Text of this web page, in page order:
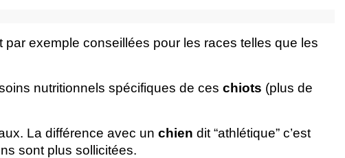
exemple conseillées pour les races telles que les
nutritionnels spécifiques de ces chiots (plus de
La différence avec un chien dit “athlétique” c’est
sont plus sollicitées.